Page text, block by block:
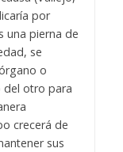
por
una pierna de
se
o
del otro para
crecerá de
sus